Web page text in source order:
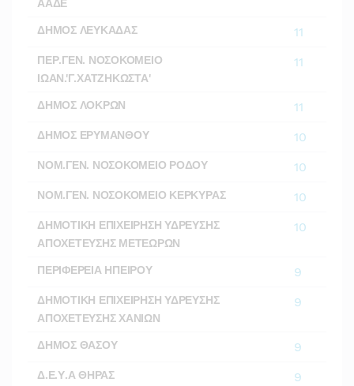
ΑΑΔΕ
ΔΗΜΟΣ ΛΕΥΚΑΔΑΣ 11
ΠΕΡ.ΓΕΝ. ΝΟΣΟΚΟΜΕΙΟ
ΙΩΑΝ.'Γ.ΧΑΤΖΗΚΩΣΤΑ'
11
ΔΗΜΟΣ ΛΟΚΡΩΝ 11
ΔΗΜΟΣ ΕΡΥΜΑΝΘΟΥ 10
ΝΟΜ.ΓΕΝ. ΝΟΣΟΚΟΜΕΙΟ ΡΟΔΟΥ 10
ΝΟΜ.ΓΕΝ. ΝΟΣΟΚΟΜΕΙΟ ΚΕΡΚΥΡΑΣ 10
ΔΗΜΟΤΙΚΗ ΕΠΙΧΕΙΡΗΣΗ ΥΔΡΕΥΣΗΣ
ΑΠΟΧΕΤΕΥΣΗΣ ΜΕΤΕΩΡΩΝ
10
ΠΕΡΙΦΕΡΕΙΑ ΗΠΕΙΡΟΥ 9
ΔΗΜΟΤΙΚΗ ΕΠΙΧΕΙΡΗΣΗ ΥΔΡΕΥΣΗΣ
ΑΠΟΧΕΤΕΥΣΗΣ ΧΑΝΙΩΝ
9
ΔΗΜΟΣ ΘΑΣΟΥ 9
Δ.Ε.Υ.Α ΘΗΡΑΣ 9